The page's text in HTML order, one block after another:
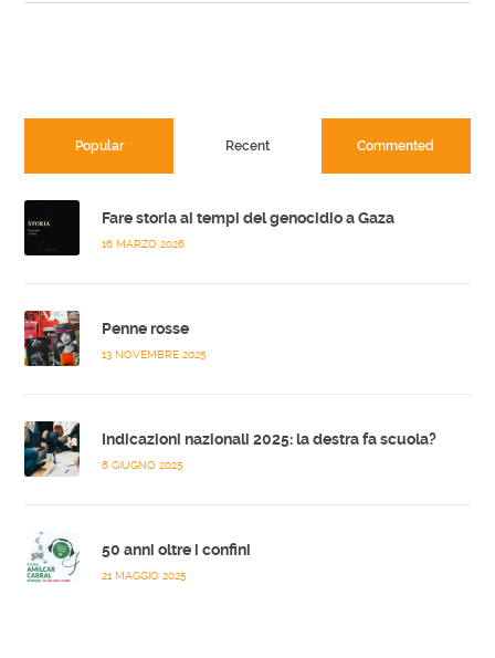
Popular Recent Commented
Fare storia ai tempi del genocidio a Gaza
16 MARZO 2026
Penne rosse
13 NOVEMBRE 2025
Indicazioni nazionali 2025: la destra fa scuola?
8 GIUGNO 2025
50 anni oltre i confini
21 MAGGIO 2025